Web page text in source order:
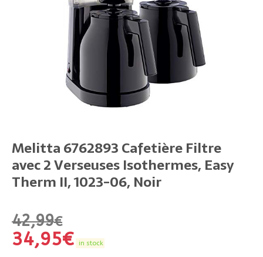
Melitta 6762893 Cafetière Filtre
avec 2 Verseuses Isothermes, Easy
Therm II, 1023-06, Noir
42,99€
34,95€ in stock